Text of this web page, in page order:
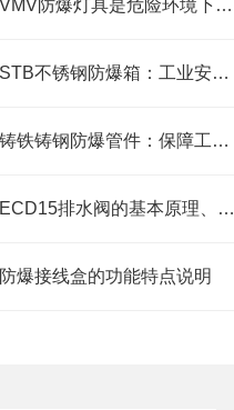
VMV防爆灯具是危险环境下的光明守护者
STB不锈钢防爆箱：工业安全的坚固防线
铸铁铸钢防爆管件：保障工业安全的关键组件
ECD15排水阀的基本原理、类型和使用方法说明
防爆接线盒的功能特点说明